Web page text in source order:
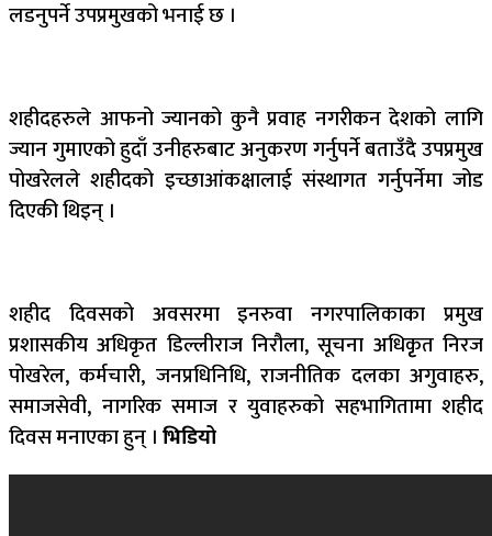
लडनुपर्ने उपप्रमुखको भनाई छ ।
शहीदहरुले आफनो ज्यानको कुनै प्रवाह नगरीकन देशको लागि
ज्यान गुमाएको हुदाँ उनीहरुबाट अनुकरण गर्नुपर्ने बताउँदै उपप्रमुख
पोखरेलले शहीदको इच्छाआंकक्षालाई संस्थागत गर्नुपर्नेमा जोड
दिएकी थिइन् ।
शहीद दिवसको अवसरमा इनरुवा नगरपालिकाका प्रमुख
प्रशासकीय अधिकृत डिल्लीराज निरौला, सूचना अधिकृृत निरज
पोखरेल, कर्मचारी, जनप्रधिनिधि, राजनीतिक दलका अगुवाहरु,
समाजसेवी, नागरिक समाज र युवाहरुको सहभागितामा शहीद
दिवस मनाएका हुन् ।भिडियो